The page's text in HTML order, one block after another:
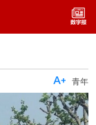
青年
